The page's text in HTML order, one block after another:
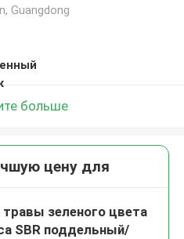
Guangdong
больше
цену для
зеленого цвета
SBR поддельный/